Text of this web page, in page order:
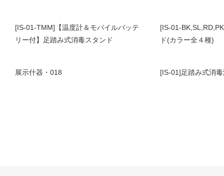
[IS-01-TMM]【温度計＆モバイルバッテ
リー付】足踏み式消毒スタンド
[IS-01-
ド(カラー全４種)
展示什器・018 [IS-01]足踏み式消